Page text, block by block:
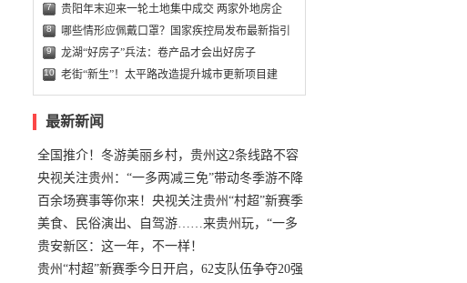
7 贵阳年末迎来一轮土地集中成交 两家外地房企
8 哪些情形应佩戴口罩？国家疾控局发布最新指引
9 龙湖“好房子”兵法：卷产品才会出好房子
10 老街“新生”！太平路改造提升城市更新项目建
最新新闻
全国推介！冬游美丽乡村，贵州这2条线路不容
错过
央视关注贵州：“一多两减三免”带动冬季游不降
温
百余场赛事等你来！央视关注贵州“村超”新赛季
正式“打响”
美食、民俗演出、自驾游……来贵州玩，“一多
两减三免”！
贵安新区：这一年，不一样！
贵州“村超”新赛季今日开启，62支队伍争夺20强